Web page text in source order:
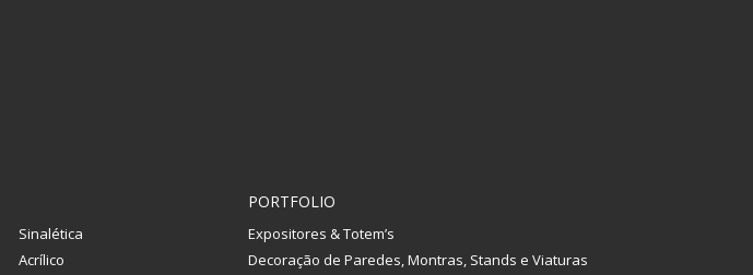
Sinalética
Acrílico
PORTFOLIO
Expositores & Totem’s
Decoração de Paredes, Montras, Stands e Viaturas